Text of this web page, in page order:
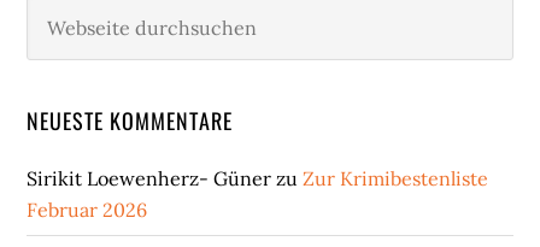
durchsuchen
NEUESTE KOMMENTARE
Sirikit Loewenherz- Güner zuZur Krimibestenliste
Februar 2026